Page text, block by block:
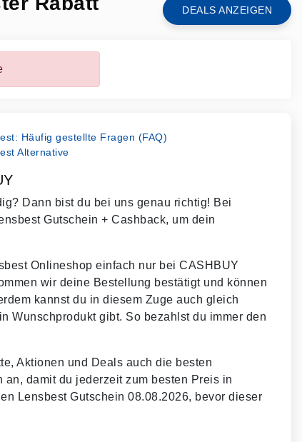
DEALS ANZEIGEN
Häufig gestellte Fragen (FAQ)
Alternative
Dann bist du bei uns genau richtig! Bei
Gutschein + Cashback, um dein
Onlineshop einfach nur bei CASHBUY
wir deine Bestellung bestätigt und können
kannst du in diesem Zuge auch gleich
Wunschprodukt gibt. So bezahlst du immer den
Aktionen und Deals auch die besten
damit du jederzeit zum besten Preis in
Lensbest Gutschein 08.08.2026, bevor dieser